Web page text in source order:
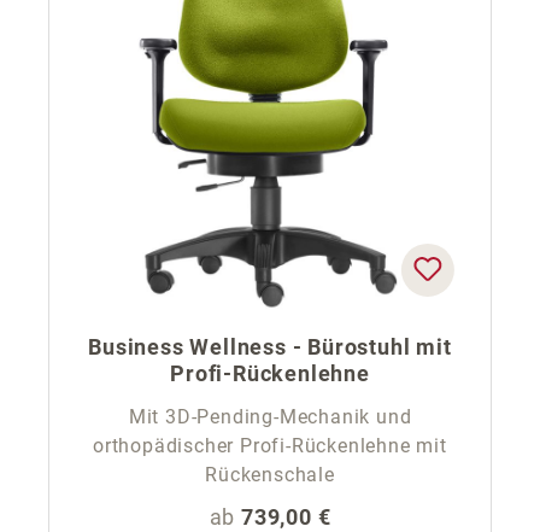
Business Wellness - Bürostuhl mit
Profi-Rückenlehne
Mit 3D-Pending-Mechanik und
orthopädischer Profi-Rückenlehne mit
Rückenschale
Regulärer Preis:
ab 739,00 €